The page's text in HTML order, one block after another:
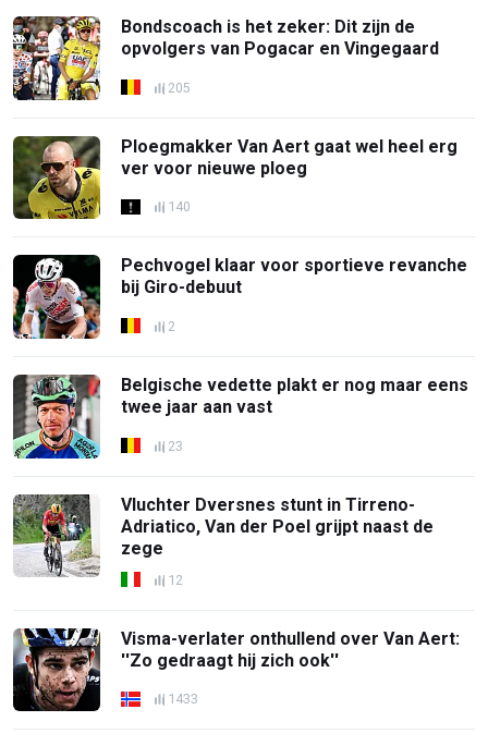
Bondscoach is het zeker: Dit zijn de
opvolgers van Pogacar en Vingegaard
205
Ploegmakker Van Aert gaat wel heel erg
ver voor nieuwe ploeg
140
Pechvogel klaar voor sportieve revanche
bij Giro-debuut
2
Belgische vedette plakt er nog maar eens
twee jaar aan vast
23
Vluchter Dversnes stunt in Tirreno-
Adriatico, Van der Poel grijpt naast de
zege
12
Visma-verlater onthullend over Van Aert:
''Zo gedraagt hij zich ook''
1433